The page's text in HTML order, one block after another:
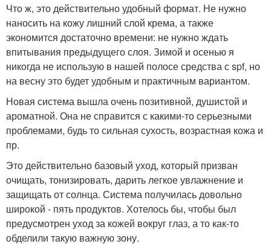
Что ж, это действительно удобный формат. Не нужно
наносить на кожу лишний слой крема, а также
экономится достаточно времени: не нужно ждать
впитывания предыдущего слоя. Зимой и осенью я
никогда не использую в нашей полосе средства с spf, но
на весну это будет удобным и практичным вариантом.
Новая система вышла очень позитивной, душистой и
ароматной. Она не справится с какими-то серьезными
проблемами, будь то сильная сухость, возрастная кожа и
пр.
Это действительно базовый уход, который призван
очищать, тонизировать, дарить легкое увлажнение и
защищать от солнца. Система получилась довольно
широкой - пять продуктов. Хотелось бы, чтобы был
предусмотрен уход за кожей вокруг глаз, а то как-то
обделили такую важную зону.